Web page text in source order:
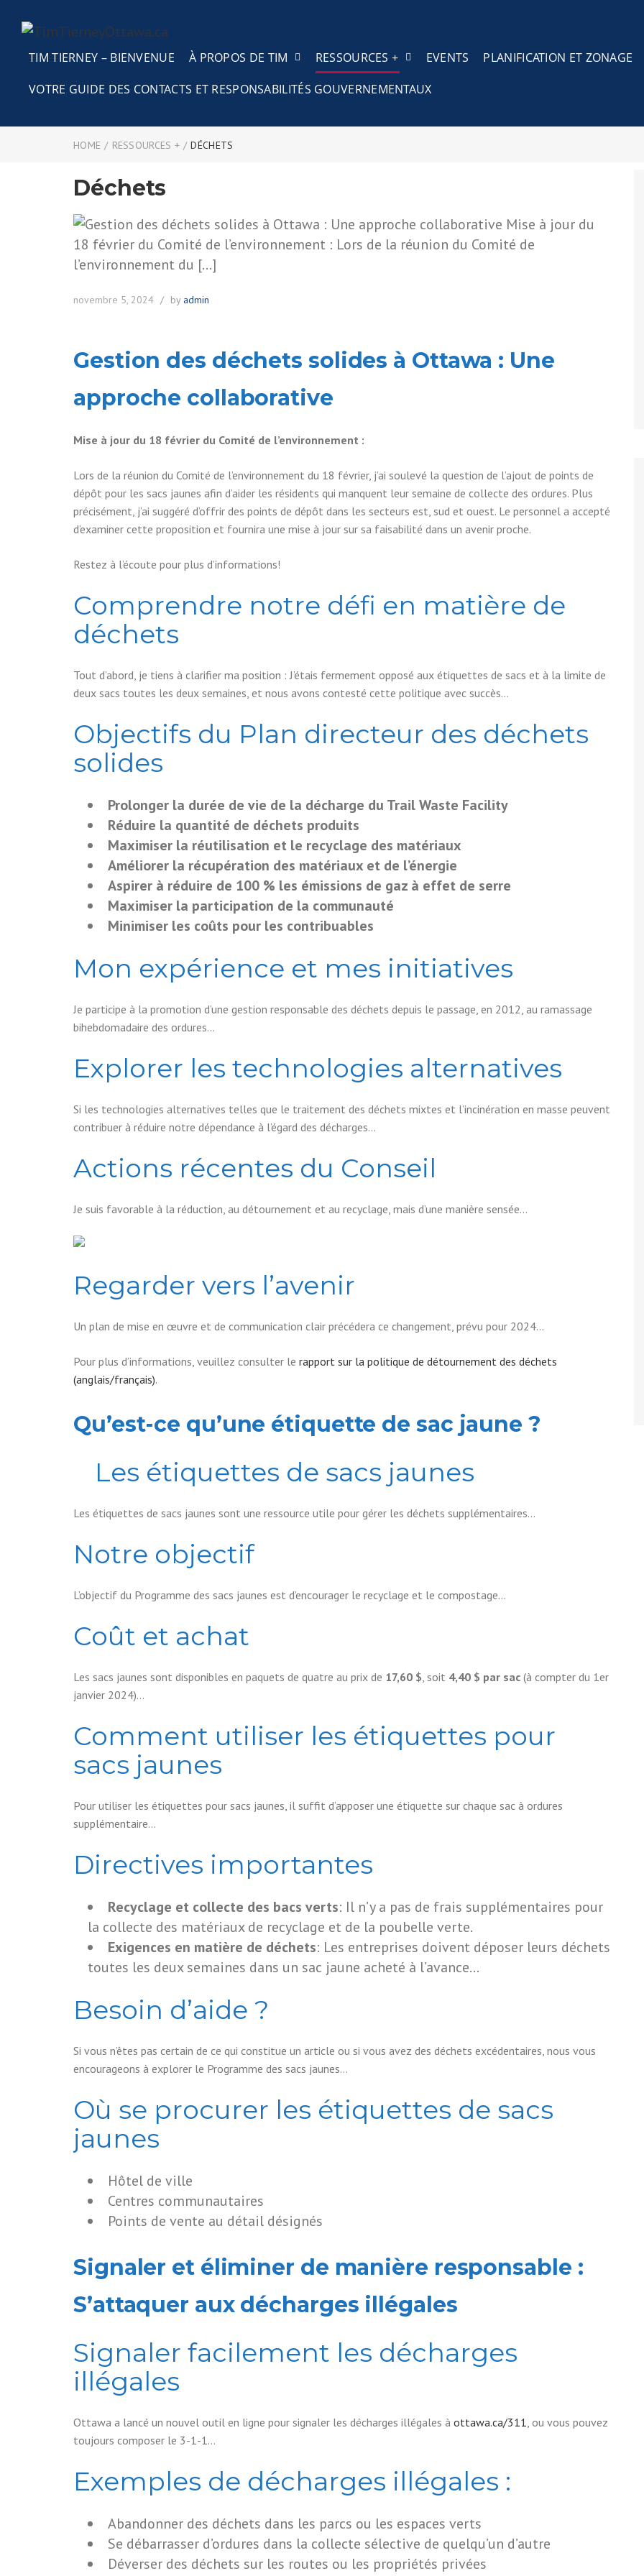
TIM TIERNEY – BIENVENUE À PROPOS DE TIM RESSOURCES + EVENTS
PLANIFICATION ET ZONAGE
VOTRE GUIDE DES CONTACTS ET RESPONSABILITÉS GOUVERNEMENTAUX
HOME / RESSOURCES + / DÉCHETS
Déchets
novembre 5, 2024 by admin
Gestion des déchets solides à Ottawa : Une
approche collaborative
Mise à jour du 18 février du Comité de l’environnement :
Lors de la réunion du Comité de l’environnement du 18 février, j’ai soulevé la question de l’ajout de points de
dépôt pour les sacs jaunes afin d’aider les résidents qui manquent leur semaine de collecte des ordures. Plus
précisément, j’ai suggéré d’offrir des points de dépôt dans les secteurs est, sud et ouest. Le personnel a accepté
d’examiner cette proposition et fournira une mise à jour sur sa faisabilité dans un avenir proche.
Restez à l’écoute pour plus d’informations!
Comprendre notre défi en matière de
déchets
Tout d’abord, je tiens à clarifier ma position : J’étais fermement opposé aux étiquettes de sacs et à la limite de
deux sacs toutes les deux semaines, et nous avons contesté cette politique avec succès…
Objectifs du Plan directeur des déchets
solides
Prolonger la durée de vie de la décharge du Trail Waste Facility
Réduire la quantité de déchets produits
Maximiser la réutilisation et le recyclage des matériaux
Améliorer la récupération des matériaux et de l’énergie
Aspirer à réduire de 100 % les émissions de gaz à effet de serre
Maximiser la participation de la communauté
Minimiser les coûts pour les contribuables
Mon expérience et mes initiatives
Je participe à la promotion d’une gestion responsable des déchets depuis le passage, en 2012, au ramassage
bihebdomadaire des ordures…
Explorer les technologies alternatives
Si les technologies alternatives telles que le traitement des déchets mixtes et l’incinération en masse peuvent
contribuer à réduire notre dépendance à l’égard des décharges…
Actions récentes du Conseil
Je suis favorable à la réduction, au détournement et au recyclage, mais d’une manière sensée…
Regarder vers l’avenir
Un plan de mise en œuvre et de communication clair précédera ce changement, prévu pour 2024…
Pour plus d’informations, veuillez consulter le rapport sur la politique de détournement des déchets
(anglais/français).
Qu’est-ce qu’une étiquette de sac jaune ?
Les étiquettes de sacs jaunes
Les étiquettes de sacs jaunes sont une ressource utile pour gérer les déchets supplémentaires…
Notre objectif
L’objectif du Programme des sacs jaunes est d’encourager le recyclage et le compostage…
Coût et achat
Les sacs jaunes sont disponibles en paquets de quatre au prix de 17,60 $, soit 4,40 $ par sac (à compter du 1er
janvier 2024)…
Comment utiliser les étiquettes pour
sacs jaunes
Pour utiliser les étiquettes pour sacs jaunes, il suffit d’apposer une étiquette sur chaque sac à ordures
supplémentaire…
Directives importantes
Recyclage et collecte des bacs verts: Il n’y a pas de frais supplémentaires pour
la collecte des matériaux de recyclage et de la poubelle verte.
Exigences en matière de déchets: Les entreprises doivent déposer leurs déchets
toutes les deux semaines dans un sac jaune acheté à l’avance…
Besoin d’aide ?
Si vous n’êtes pas certain de ce qui constitue un article ou si vous avez des déchets excédentaires, nous vous
encourageons à explorer le Programme des sacs jaunes…
Où se procurer les étiquettes de sacs
jaunes
Hôtel de ville
Centres communautaires
Points de vente au détail désignés
Signaler et éliminer de manière responsable :
S’attaquer aux décharges illégales
Signaler facilement les décharges
illégales
Ottawa a lancé un nouvel outil en ligne pour signaler les décharges illégales à ottawa.ca/311, ou vous pouvez
toujours composer le 3-1-1…
Exemples de décharges illégales :
Abandonner des déchets dans les parcs ou les espaces verts
Se débarrasser d’ordures dans la collecte sélective de quelqu’un d’autre
Déverser des déchets sur les routes ou les propriétés privées